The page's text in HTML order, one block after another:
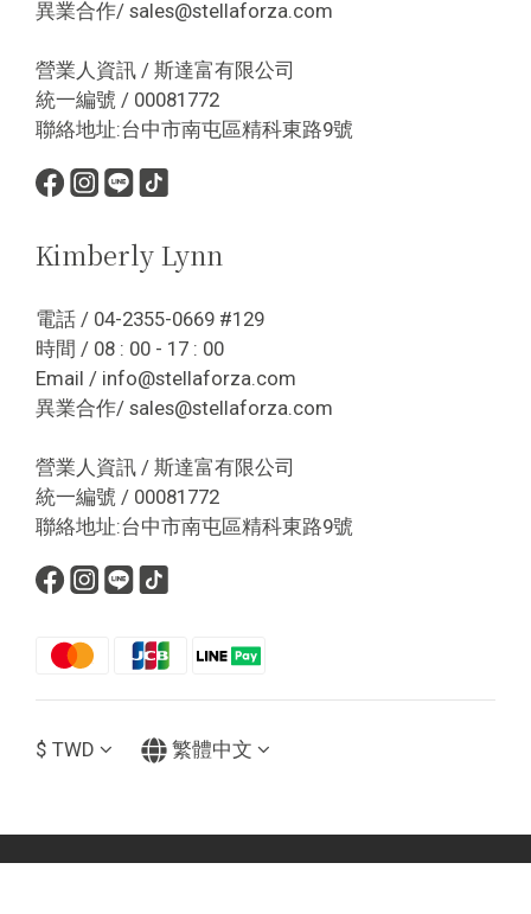
異業合作/ sales@stellaforza.com
營業人資訊 / 斯達富有限公司
統一編號 / 00081772
聯絡地址:台中市南屯區精科東路9號
Kimberly Lynn
電話 / 04-2355-0669 #129
時間 / 08 : 00 - 17 : 00
Email / info@stellaforza.com
異業合作/ sales@stellaforza.com
營業人資訊 / 斯達富有限公司
統一編號 / 00081772
聯絡地址:台中市南屯區精科東路9號
$ TWD 繁體中文